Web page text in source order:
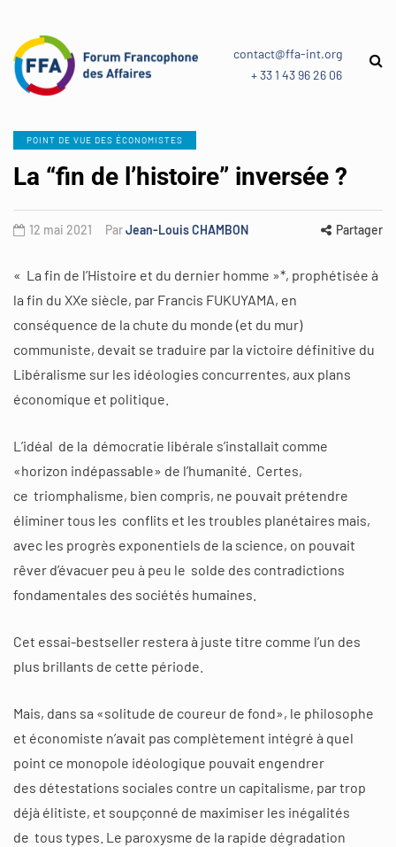
contact@ffa-int.org
+ 33 1 43 96 26 06
POINT DE VUE DES ÉCONOMISTES
La “fin de l’histoire” inversée ?
12 mai 2021 ParJean-Louis CHAMBON Partager
« La fin de l’Histoire et du dernier homme »*, prophétisée à
la fin du XXe siècle, par Francis FUKUYAMA, en
conséquence de la chute du monde (et du mur)
communiste, devait se traduire par la victoire définitive du
Libéralisme sur les idéologies concurrentes, aux plans
économique et politique.
L’idéal de la démocratie libérale s’installait comme
«horizon indépassable» de l’humanité. Certes,
ce triomphalisme, bien compris, ne pouvait prétendre
éliminer tous les conflits et les troubles planétaires mais,
avec les progrès exponentiels de la science, on pouvait
rêver d’évacuer peu à peu le solde des contradictions
fondamentales des sociétés humaines.
Cet essai-bestseller restera à juste titre comme l’un des
plus brillants de cette période.
Mais, dans sa «solitude de coureur de fond», le philosophe
et économiste n’avait pas complètement intégré à quel
point ce monopole idéologique pouvait engendrer
des détestations sociales contre un capitalisme, par trop
déjà élitiste, et soupçonné de maximiser les inégalités
de tous types. Le paroxysme de la rapide dégradation